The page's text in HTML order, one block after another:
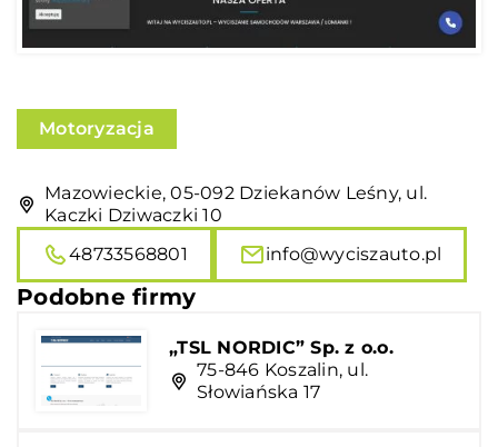
Motoryzacja
Mazowieckie, 05-092 Dziekanów Leśny, ul.
Kaczki Dziwaczki 10
48733568801
info@wyciszauto.pl
Podobne firmy
„TSL NORDIC” Sp. z o.o.
75-846 Koszalin, ul.
Słowiańska 17